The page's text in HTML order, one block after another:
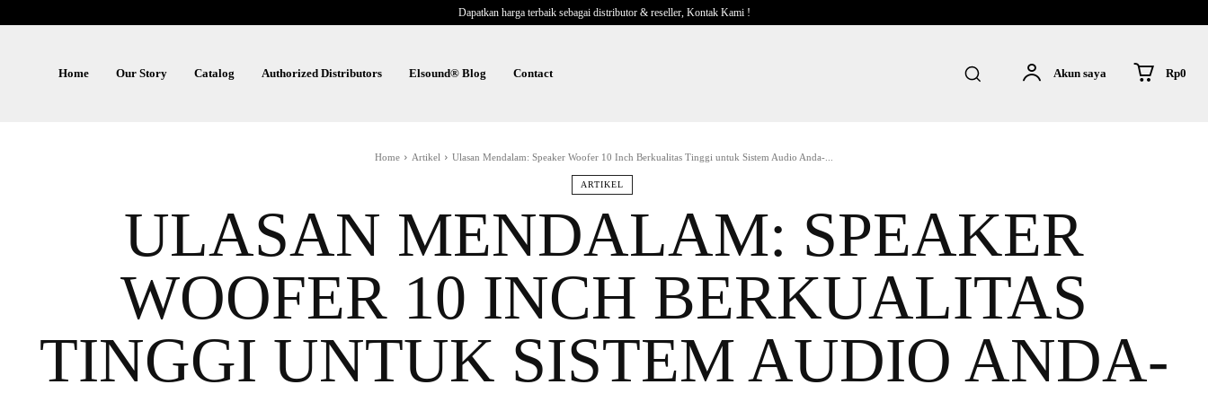
Dapatkan harga terbaik sebagai distributor & reseller, Kontak Kami !
Home Our Story Catalog Authorized Distributors Elsound® Blog Contact Akun saya Rp0
Home Artikel Ulasan Mendalam: Speaker Woofer 10 Inch Berkualitas Tinggi untuk Sistem Audio Anda-...
ARTIKEL
ULASAN MENDALAM: SPEAKER
WOOFER 10 INCH BERKUALITAS
TINGGI UNTUK SISTEM AUDIO ANDA-